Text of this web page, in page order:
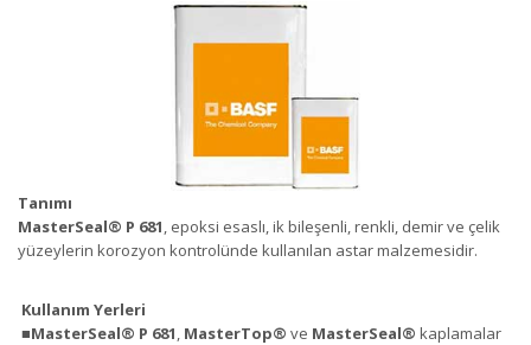
Tanımı
MasterSeal® P 681, epoksi esaslı, ik bileşenli, renkli, demir ve çelik
yüzeylerin korozyon kontrolünde kullanılan astar malzemesidir.
Kullanım Yerleri
■MasterSeal® P 681, MasterTop® ve MasterSeal® kaplamalar